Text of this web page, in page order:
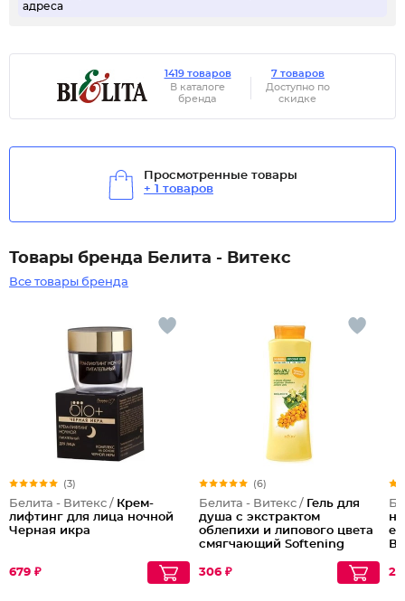
адреса
1419 товаров
В каталоге
бренда
7 товаров
Доступно по
скидке
Просмотренные товары
+ 1 товаров
Товары бренда Белита - Витекс
Все товары бренда
(3)
Белита - Витекс / Крем-
лифтинг для лица ночной
Черная икра
679 ₽
(6)
Белита - Витекс / Гель для
душа с экстрактом
облепихи и липового цвета
смягчающий Softening
306 ₽